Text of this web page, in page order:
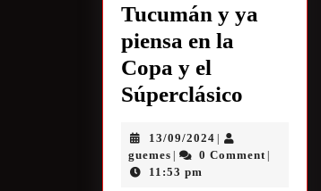
Tucumán y ya
piensa en la
Copa y el
Súperclásico
13/09/2024
guemes 0 Comment
11:53 pm